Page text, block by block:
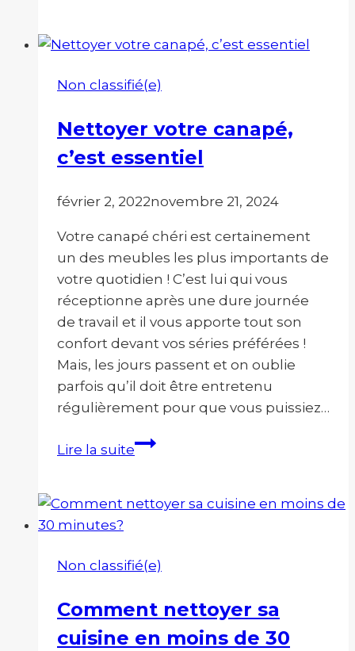
maison
pendant
fêtes
Non classifié(e)
Nettoyer votre canapé,
c’est essentiel
février 2, 2022novembre 21, 2024
Votre canapé chéri est certainement
un des meubles les plus importants de
votre quotidien ! C’est lui qui vous
réceptionne après une dure journée
de travail et il vous apporte tout son
confort devant vos séries préférées !
Mais, les jours passent et on oublie
parfois qu’il doit être entretenu
régulièrement pour que vous puissiez…
Lire la suiteNettoyer
c’est
Non classifié(e)
Comment nettoyer sa
cuisine en moins de 30